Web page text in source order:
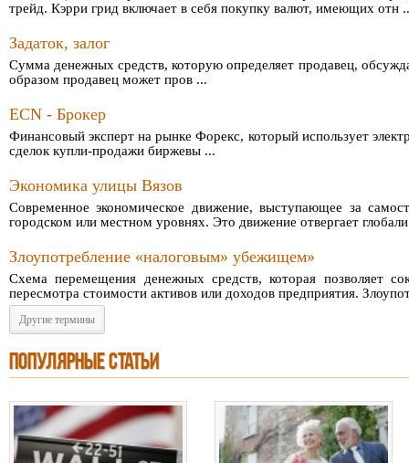
трейд. Кэрри грид включает в себя покупку валют, имеющих отн
Задаток, залог
Сумма денежных средств, которую определяет продавец,
образом продавец может пров ...
ECN - Брокер
Финансовый эксперт на рынке Форекс, который использует
сделок купли-продажи биржевы ...
Экономика улицы Вязов
Современное экономическое движение, выступающее за
городском или местном уровнях. Это движение отвергает
Злоупотребление «налоговым» убежищем»
Схема перемещения денежных средств, которая позволяет
пересмотра стоимости активов или доходов предприятия.
Другие термины
ПОПУЛЯРНЫЕ СТАТЬИ